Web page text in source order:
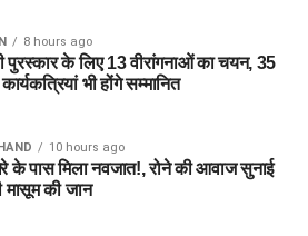
8 hours ago
पुरस्कार के लिए 13 वीरांगनाओं का चयन, 35
भी होंगे सम्मानित
10 hours ago
के पास मिला नवजात!, रोने की आवाज सुनाई
मासूम की जान